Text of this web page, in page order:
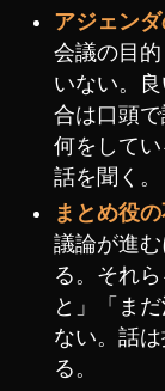
アジェン
会議の目
いない。
合は口頭で
何をして
話を聞く。
まとめ役
議論が進
る。それ
と」「ま
ない。話
る。